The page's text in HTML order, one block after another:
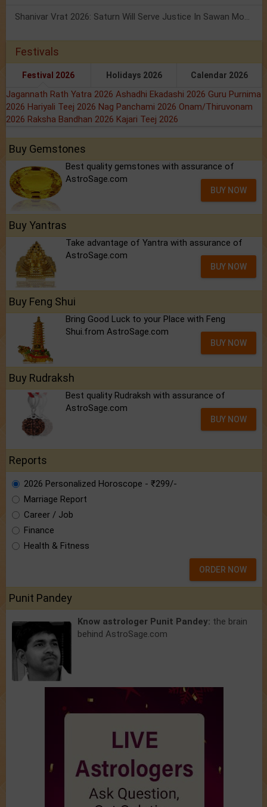
Shanivar Vrat 2026: Saturn Will Serve Justice In Sawan Month!
Festivals
Festival 2026 Holidays 2026 Calendar 2026
Jagannath Rath Yatra 2026 Ashadhi Ekadashi 2026 Guru Purnima
2026 Hariyali Teej 2026 Nag Panchami 2026 Onam/Thiruvonam
2026 Raksha Bandhan 2026 Kajari Teej 2026
Buy Gemstones
Best quality gemstones with assurance of
AstroSage.com
BUY NOW
Buy Yantras
Take advantage of Yantra with assurance of
AstroSage.com
BUY NOW
Buy Feng Shui
Bring Good Luck to your Place with Feng
Shui.from AstroSage.com
BUY NOW
Buy Rudraksh
Best quality Rudraksh with assurance of
AstroSage.com
BUY NOW
Reports
2026 Personalized Horoscope - ₹299/-
Marriage Report
Career / Job
Finance
Health & Fitness
ORDER NOW
Punit Pandey
Know astrologer Punit Pandey: the brain
behind AstroSage.com